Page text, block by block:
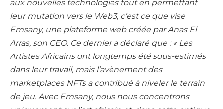
aux nouvelles technologies tout en permettant
leur mutation vers le Web3, c’est ce que vise
Emsany, une plateforme web créée par Anas El
Arras, son CEO. Ce dernier a déclaré que : « Les
Artistes Africains ont longtemps été sous-estimés
dans leur travail, mais l’avènement des
marketplaces NFTs a contribué à niveler le terrain
de jeu. Avec Emsany, nous nous concentrons